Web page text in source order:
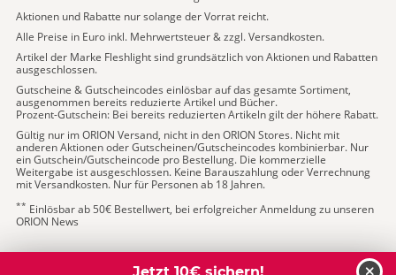
Aktionen und Rabatte nur solange der Vorrat reicht.
Alle Preise in Euro inkl. Mehrwertsteuer & zzgl. Versandkosten.
Artikel der Marke Fleshlight sind grundsätzlich von Aktionen und Rabatten
ausgeschlossen.
Gutscheine & Gutscheincodes einlösbar auf das gesamte Sortiment,
ausgenommen bereits reduzierte Artikel und Bücher.
Prozent-Gutschein: Bei bereits reduzierten Artikeln gilt der höhere Rabatt.
Gültig nur im ORION Versand, nicht in den ORION Stores. Nicht mit
anderen Aktionen oder Gutscheinen/Gutscheincodes kombinierbar. Nur
ein Gutschein/Gutscheincode pro Bestellung. Die kommerzielle
Weitergabe ist ausgeschlossen. Keine Barauszahlung oder Verrechnung
mit Versandkosten. Nur für Personen ab 18 Jahren.
** Einlösbar ab 50€ Bestellwert, bei erfolgreicher Anmeldung zu unseren
ORION News